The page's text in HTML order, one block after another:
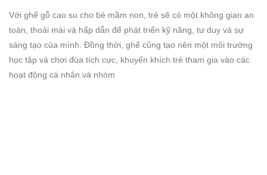
Với ghế gỗ cao su cho bé mầm non, trẻ sẽ có một không gian an
toàn, thoải mái và hấp dẫn để phát triển kỹ năng, tư duy và sự
sáng tạo của mình. Đồng thời, ghế cũng tạo nên một môi trường
học tập và chơi đùa tích cực, khuyến khích trẻ tham gia vào các
hoạt động cá nhân và nhóm